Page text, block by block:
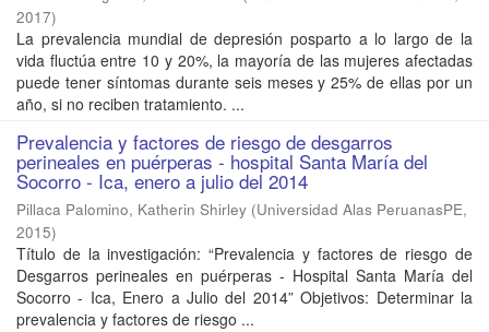
2017)
La prevalencia mundial de depresión posparto a lo largo de la
vida fluctúa entre 10 y 20%, la mayoría de las mujeres afectadas
puede tener síntomas durante seis meses y 25% de ellas por un
año, si no reciben tratamiento. ...
Prevalencia y factores de riesgo de desgarros
perineales en puérperas - hospital Santa María del
Socorro - Ica, enero a julio del 2014
Pillaca Palomino, Katherin Shirley (Universidad Alas PeruanasPE,
2015)
Título de la investigación: “Prevalencia y factores de riesgo de
Desgarros perineales en puérperas - Hospital Santa María del
Socorro - Ica, Enero a Julio del 2014” Objetivos: Determinar la
prevalencia y factores de riesgo ...